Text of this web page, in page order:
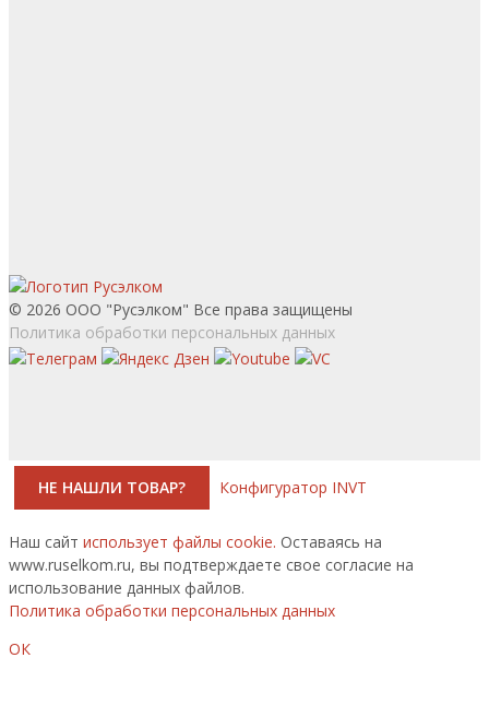
© 2026 ООО "Русэлком" Все права защищены
Политика обработки персональных данных
НЕ НАШЛИ ТОВАР? Конфигуратор INVT
Наш сайт использует файлы cookie. Оставаясь на
www.ruselkom.ru, вы подтверждаете свое согласие на
использование данных файлов.
Политика обработки персональных данных
ОК